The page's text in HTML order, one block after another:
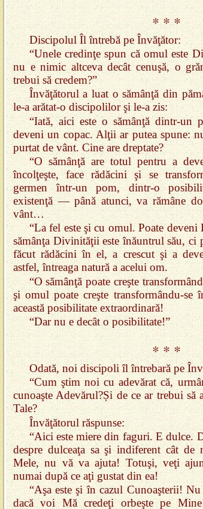
* * *
Discipolul Îl întrebă pe Învăţător:
“Unele credinţe spun că omul este
nu e nimic altceva decât cenuşă, o
trebui să credem?”
Învăţătorul a luat o sămânţă din
le‑a arătat‑o discipolilor şi le‑a zis:
“Iată, aici este o sămânţă
deveni un copac. Alţii ar putea spune:
purtat de vânt. Cine are dreptate?
“O sămânţă are totul pentru a
încolţeşte, face rădăcini şi se
germen într‑un pom, dintr‑o
existenţă — până atunci, va rămâne
vânt…
“La fel este şi cu omul. Poate
sămânţa Divinităţii este înăuntrul său, ci
făcut rădăcini în el, a crescut şi a
astfel, întreaga natură a acelui om.
“O sămânţă poate creşte
şi omul poate creşte transformându‑se
această posibilitate extraordinară!
“Dar nu e decât o posibilitate!”
* * *
Odată, noi discipoli îl întrebară pe
“Cum ştim noi cu adevărat că,
cunoaşte Adevărul?Și de ce ar trebui să
Tale?
Învăţătorul răspunse:
“Aici este miere din faguri. E dulce.
despre dulceaţa sa şi indiferent cât
Mele, nu vă va ajuta! Totuşi, veţi
numai după ce aţi gustat din ea!
“Aşa este şi în cazul Cunoaşterii!
dacă voi Mă credeţi orbeşte pe